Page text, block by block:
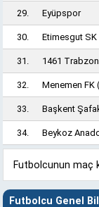
29. Eyüpspor
30. Etimesgut SK
31. 1461 Trabzon
32. Menemen FK
33. Başkent
34. Beykoz
Futbolcunun maç
Futbolcu Genel